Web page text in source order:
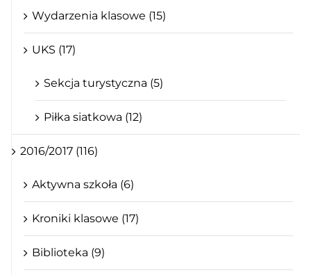
Wydarzenia klasowe (15)
UKS (17)
Sekcja turystyczna (5)
Piłka siatkowa (12)
2016/2017 (116)
Aktywna szkoła (6)
Kroniki klasowe (17)
Biblioteka (9)